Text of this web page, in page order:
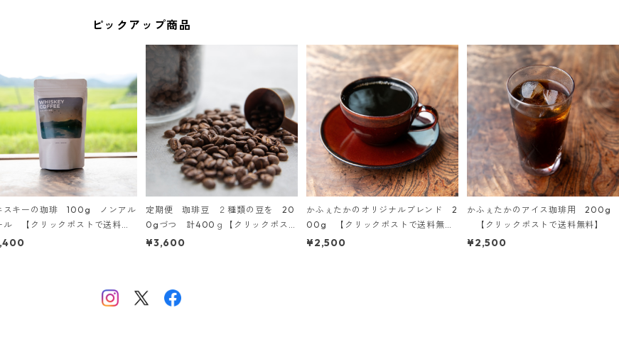
ピックアップ商品
スキーの珈琲 100g ノンアル
ル 【クリックポストで送料無
定期便 珈琲豆 ２種類の豆を 20
0gづつ 計400ｇ【クリックポスト
で送料無料】
¥3,600
かふぇたかのオリジナルブレンド 2
00g 【クリックポストで送料無
料】
¥2,500
かふぇたかのアイス珈琲用 200g
【クリックポストで送料無料】
¥2,500